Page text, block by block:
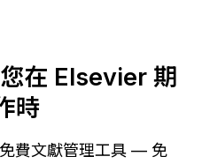
在 Elsevier 期
時
費文獻管理工具 — 免